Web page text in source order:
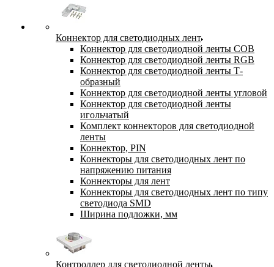
Коннектор для светодиодных лент
Коннектор для светодиодной ленты COB
Коннектор для светодиодной ленты RGB
Коннектор для светодиодной ленты Т-
образный
Коннектор для светодиодной ленты угловой
Коннектор для светодиодной ленты
игольчатый
Комплект коннекторов для светодиодной
ленты
Коннектор, PIN
Коннекторы для светодиодных лент по
напряжению питания
Коннекторы для лент
Коннекторы для светодиодных лент по типу
светодиода SMD
Ширина подложки, мм
Контроллер для светодиодной ленты